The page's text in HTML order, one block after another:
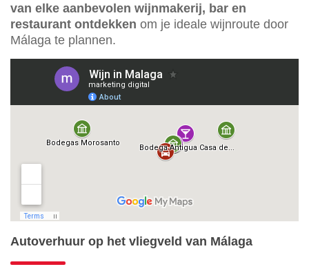
van elke aanbevolen wijnmakerij, bar en
restaurant ontdekken om je ideale wijnroute door
Málaga te plannen.
Autoverhuur op het vliegveld van Málaga